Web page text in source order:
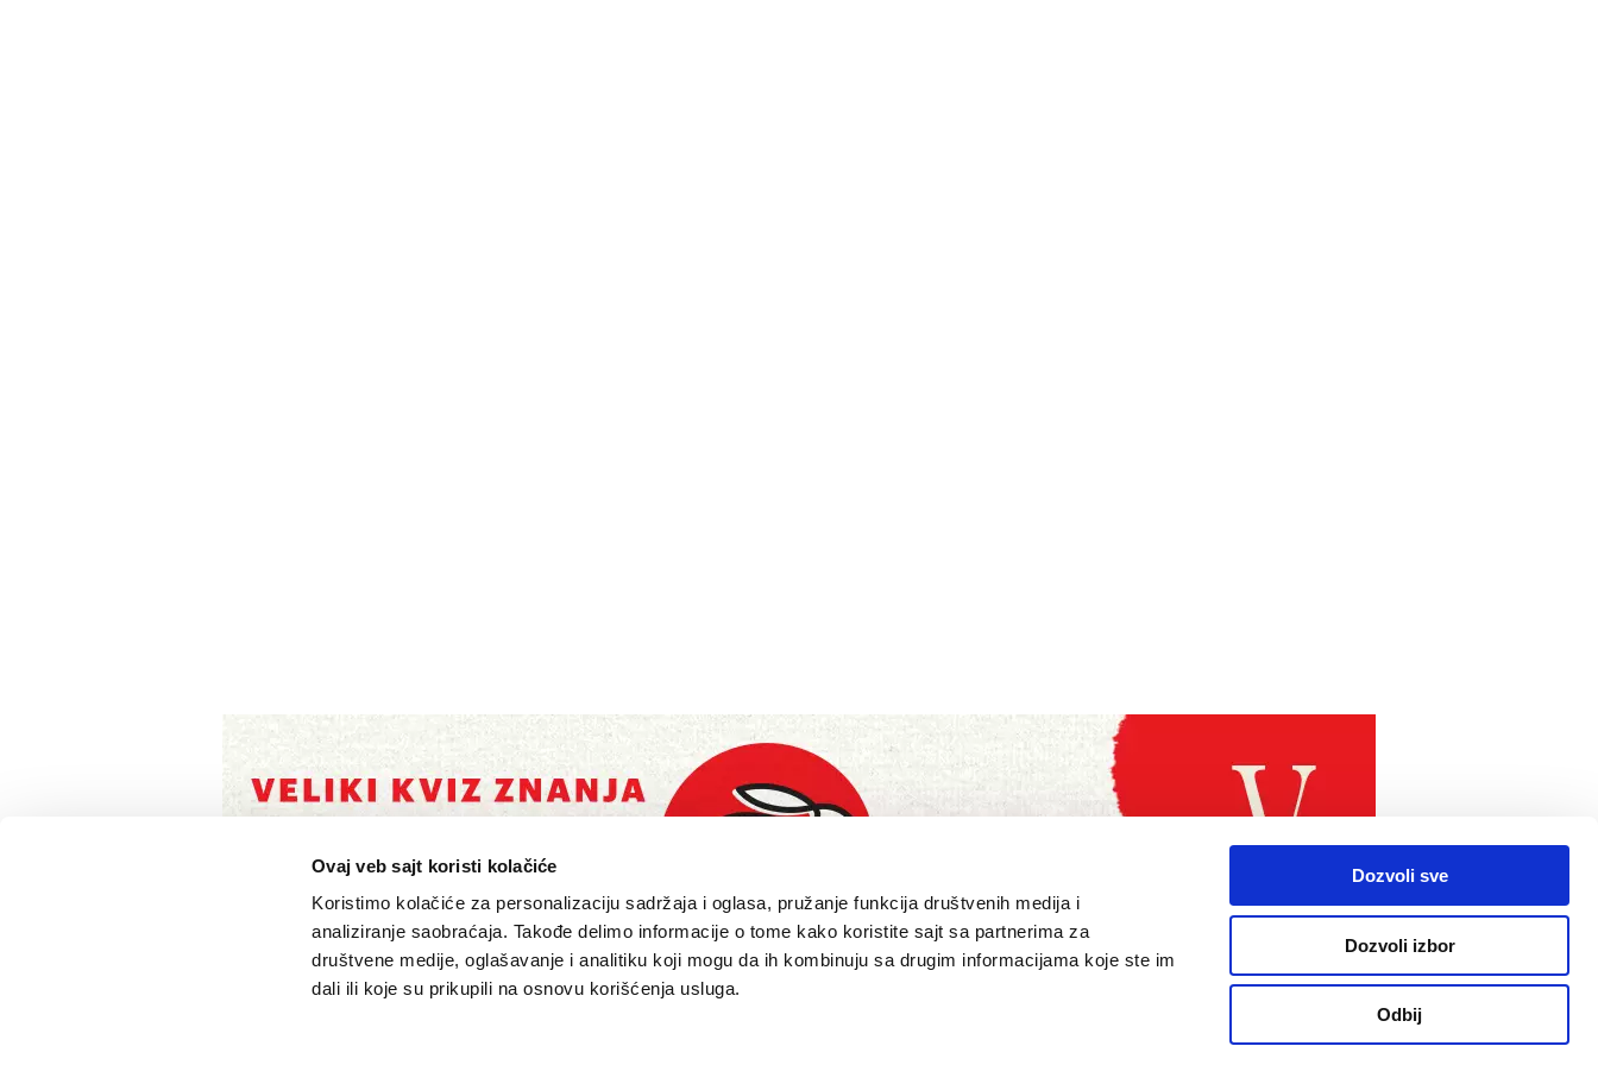
Ovaj veb sajt koristi kolačiće
Koristimo kolačiće za personalizaciju sadržaja i oglasa, pružanje funkcija društvenih medija i
analiziranje saobraćaja. Takođe delimo informacije o tome kako koristite sajt sa partnerima za
društvene medije, oglašavanje i analitiku koji mogu da ih kombinuju sa drugim informacijama koje ste im
dali ili koje su prikupili na osnovu korišćenja usluga.
Dozvoli sve
Dozvoli izbor
Odbij